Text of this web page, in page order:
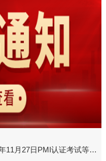
PMI认证考试等有关事项的通知